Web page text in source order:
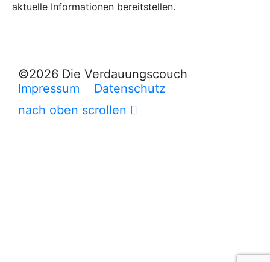
aktuelle Informationen bereitstellen.
©2026 Die Verdauungscouch
Impressum
Datenschutz
nach oben scrollen